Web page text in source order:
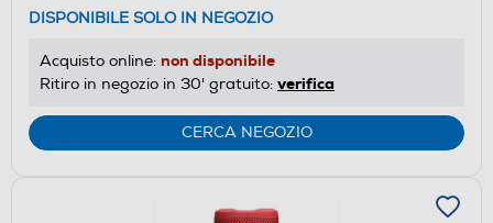
DISPONIBILE SOLO IN NEGOZIO
Acquisto online: non disponibile
Ritiro in negozio in 30' gratuito: verifica
CERCA NEGOZIO